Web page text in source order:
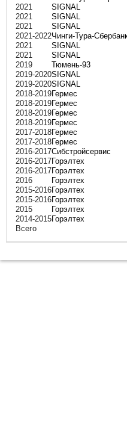
2021
SIGNAL
2021
SIGNAL
2021
SIGNAL
2021-2022Чинги-Тура-
2021
SIGNAL
2021
SIGNAL
2019
Тюмень-93
2019-2020SIGNAL
2019-2020SIGNAL
2018-2019Гермес
2018-2019Гермес
2018-2019Гермес
2018-2019Гермес
2017-2018Гермес
2017-2018Гермес
2016-2017Сибстройсервис
2016-2017Горэлтех
2016-2017Горэлтех
2016
Горэлтех
2015-2016Горэлтех
2015-2016Горэлтех
2015
Горэлтех
2014-2015Горэлтех
Всего